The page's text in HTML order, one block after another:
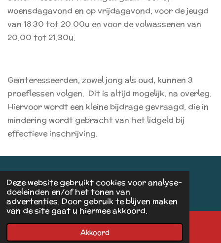
Deze website gebruikt cookies voor analyse-
doeleinden en/of het tonen van
advertenties. Door gebruik te blijven maken
van de site gaat u hiermee akkoord.
Akkoord
woensdagavond en op vrijdagavond, voor de jeugd
van 18.30 tot 20.00u en voor de volwassenen van
20.00 tot 21.30u.
Geïnteresseerden, zowel jong als oud, kunnen 3
proeflessen volgen. Dit is altijd mogelijk, na overleg.
Hiervoor wordt een kleine bijdrage gevraagd, die in
mindering wordt gebracht van het lidgeld bij
effectieve inschrijving.
© 2020 baba
Powered byJouwWeb